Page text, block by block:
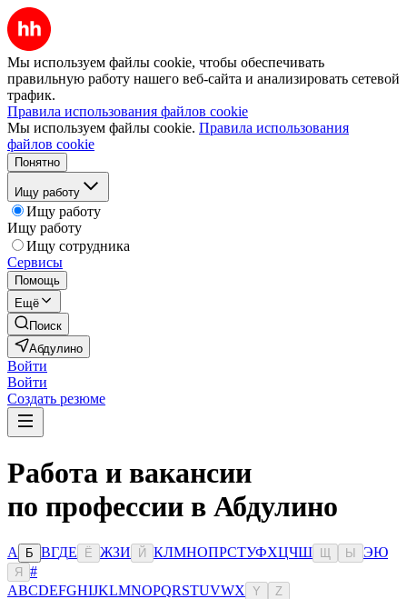
Мы используем файлы cookie, чтобы обеспечивать
правильную работу нашего веб-сайта и анализировать сетевой
трафик.
Правила использования файлов cookie
Мы используем файлы cookie. Правила использования
файлов cookie
Понятно
Ищу работу
Ищу работу
Ищу работу
Ищу сотрудника
Сервисы
Помощь
Ещё
Поиск
Абдулино
Войти
Войти
Создать резюме
Работа и вакансии
по профессии в Абдулино
А Б ВГДЕ Ё ЖЗИ Й КЛМНОПРСТУФХЦЧШ Ы ЭЮ
Я
#
ABCDEFGHIJKLMNOPQRSTUVWX Y Z